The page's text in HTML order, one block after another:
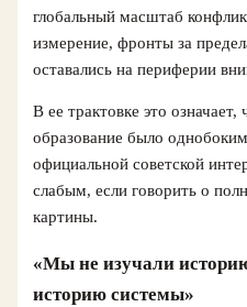
глобальный масштаб
измерение, фронты за
оставались на периферии
В ее трактовке это означает,
образование было
официальной советской
слабым, если говорить о
картины.
«Мы не изучали
историю системы»